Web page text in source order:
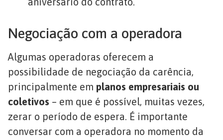
Negociação com a operadora
Algumas operadoras oferecem a
possibilidade de negociação da carência,
principalmente em planos empresariais ou
coletivos – em que é possível, muitas vezes,
zerar o período de espera. É importante
conversar com a operadora no momento da